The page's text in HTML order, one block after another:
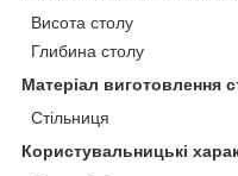
Висота столу
Глибина столу
Матеріал виготовлення
Стільниця
Користувальницькі